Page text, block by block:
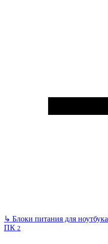
↳ Блоки питания для ноутбука
ПК 2